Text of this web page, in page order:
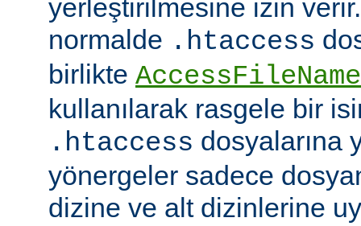
yerleştirilmesine izin
normalde .htaccess
birlikte AccessFileName
kullanılarak rasgele bir
.htaccess dosyalarına
yönergeler sadece
dizine ve alt dizinlerine